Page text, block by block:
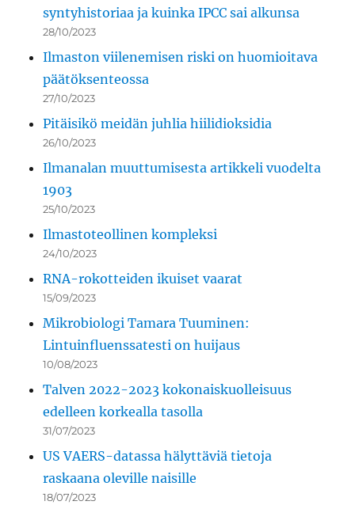
syntyhistoriaa ja kuinka IPCC sai alkunsa
28/10/2023
Ilmaston viilenemisen riski on huomioitava
päätöksenteossa
27/10/2023
Pitäisikö meidän juhlia hiilidioksidia
26/10/2023
Ilmanalan muuttumisesta artikkeli vuodelta
1903
25/10/2023
Ilmastoteollinen kompleksi
24/10/2023
RNA-rokotteiden ikuiset vaarat
15/09/2023
Mikrobiologi Tamara Tuuminen:
Lintuinfluenssatesti on huijaus
10/08/2023
Talven 2022-2023 kokonaiskuolleisuus
edelleen korkealla tasolla
31/07/2023
US VAERS-datassa hälyttäviä tietoja
raskaana oleville naisille
18/07/2023